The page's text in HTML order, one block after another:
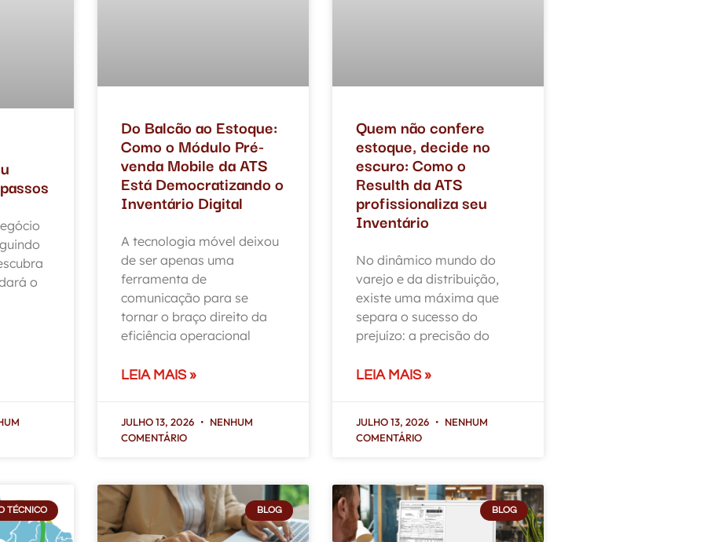
o
Do Balcão ao Estoque:
Como o Módulo Pré-
venda Mobile da ATS
Está Democratizando o
Inventário Digital
A tecnologia móvel deixou
de ser apenas uma
ferramenta de
comunicação para se
tornar o braço direito da
eficiência operacional
LEIA MAIS »
JULHO 13, 2026
NENHUM
COMENTÁRIO
Quem não confere
estoque, decide no
escuro: Como o
Resulth da ATS
profissionaliza seu
Inventário
No dinâmico mundo do
varejo e da distribuição,
existe uma máxima que
separa o sucesso do
prejuízo: a precisão do
LEIA MAIS »
JULHO 13, 2026
NENHUM
COMENTÁRIO
TÉCNICO BLOG BLOG